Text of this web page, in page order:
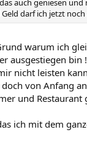
darf ich jetzt
warum ich
ausgestiegen bin !
nicht leisten
von Anfang
und Restaurant
ich mit dem